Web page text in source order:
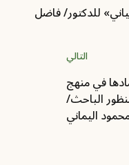
للدكتور/ فاضل
التالي
في منهج
الباحث/
اليماني